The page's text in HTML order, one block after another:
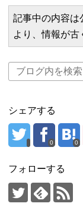
記事中の内容は
より、情報が古
シェアする
0 0
フォローする